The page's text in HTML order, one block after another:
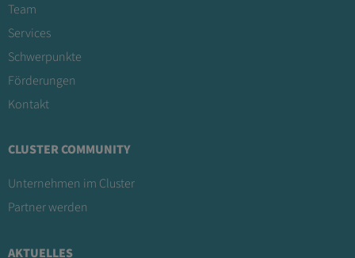
Team
Services
Schwerpunkte
Förderungen
Kontakt
CLUSTER COMMUNITY
Unternehmen im Cluster
Partner werden
AKTUELLES